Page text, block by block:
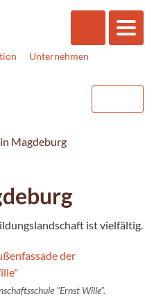
Unternehmen
Magdeburg
ist vielfältig.
"Ernst Wille".